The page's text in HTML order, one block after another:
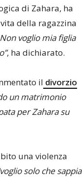
di Zahara, ha
della ragazzina
voglio mia figlia
, ha dichiarato.
il divorzio
un matrimonio
per Zahara su
una violenza
solo che sappia